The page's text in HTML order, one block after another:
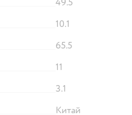
10.1
65.5
11
3.1
Китай